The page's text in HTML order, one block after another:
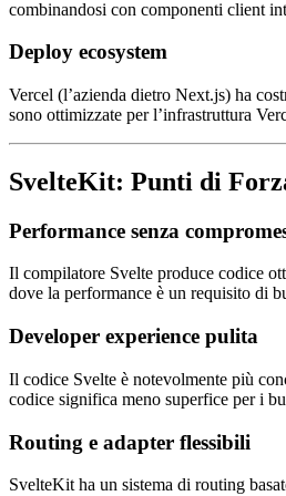
combinandosi con componenti client
Deploy ecosystem
Vercel (l’azienda dietro Next.js) ha
sono ottimizzate per l’infrastruttura
SvelteKit: Punti di
Performance senza
Il compilatore Svelte produce codice
dove la performance è un requisito di
Developer experience pulita
Il codice Svelte è notevolmente più
codice significa meno superfice per i
Routing e adapter flessibili
SvelteKit ha un sistema di routing